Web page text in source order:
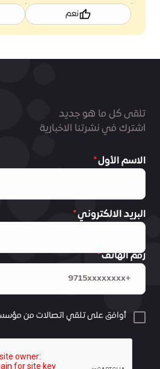
نعم
تلقى كل ما هو جديد
اشترك في نشرتنا الاخبارية
الاسم الأول
البريد الالكتروني
رقم الهاتف
أوافق على تلقي اتصالات من